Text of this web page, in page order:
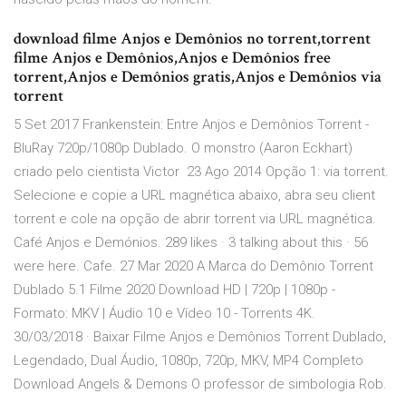
download filme Anjos e Demônios no torrent,torrent
filme Anjos e Demônios,Anjos e Demônios free
torrent,Anjos e Demônios gratis,Anjos e Demônios via
torrent
5 Set 2017 Frankenstein: Entre Anjos e Demônios Torrent -
BluRay 720p/1080p Dublado. O monstro (Aaron Eckhart)
criado pelo cientista Victor 23 Ago 2014 Opção 1: via torrent.
Selecione e copie a URL magnética abaixo, abra seu client
torrent e cole na opção de abrir torrent via URL magnética.
Café Anjos e Demónios. 289 likes · 3 talking about this · 56
were here. Cafe. 27 Mar 2020 A Marca do Demônio Torrent
Dublado 5.1 Filme 2020 Download HD | 720p | 1080p -
Formato: MKV | Áudio 10 e Vídeo 10 - Torrents 4K.
30/03/2018 · Baixar Filme Anjos e Demônios Torrent Dublado,
Legendado, Dual Áudio, 1080p, 720p, MKV, MP4 Completo
Download Angels & Demons O professor de simbologia Rob.